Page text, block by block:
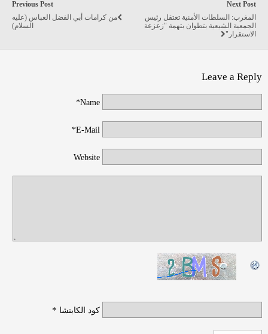
Previous Post
من كرامات أبي الفضل العباس (عليه
السلام)
Next Post
المغرب: السلطات الأمنية تعتقل رئيس
الجمعية الشيعية بتطوان بتهمة "زعزعة
الاستقرار"
Leave a Reply
Name*
E-Mail*
Website
كود الكابتشا *